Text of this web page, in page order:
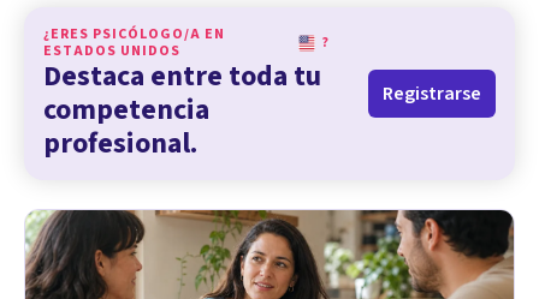
¿ERES PSICÓLOGO/A EN
ESTADOS UNIDOS
?
Destaca entre toda tu
competencia
profesional.
Registrarse